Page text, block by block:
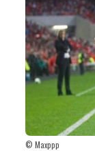
© Maxppp